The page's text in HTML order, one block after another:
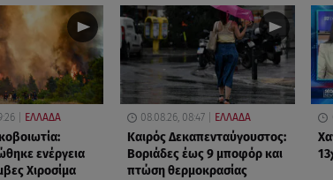
ΕΛΛΑΔΑ
ενέργεια
Χιροσίμα
08.08.26, 08:47 ΕΛΛΑΔΑ
Καιρός Δεκαπενταύγουστος:
Βοριάδες έως 9 μποφόρ και
πτώση θερμοκρασίας